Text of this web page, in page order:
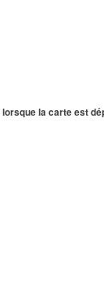
la carte est